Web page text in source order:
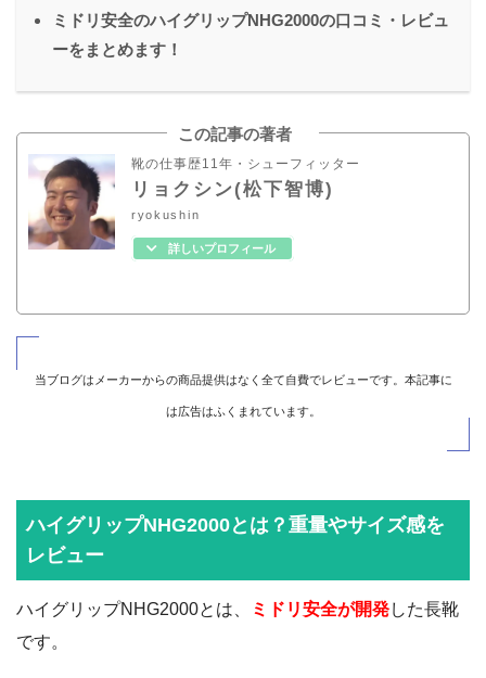
ミドリ安全のハイグリップNHG2000の口コミ・レビュ
ーをまとめます！
この記事の著者
靴の仕事歴11年・シューフィッター
リョクシン(松下智博)
ryokushin
詳しいプロフィール
当ブログはメーカーからの商品提供はなく全て自費でレビューです。本記事に
は広告はふくまれています。
ハイグリップNHG2000とは？重量やサイズ感を
レビュー
ハイグリップNHG2000とは、 ミドリ安全が開発した長靴
です。